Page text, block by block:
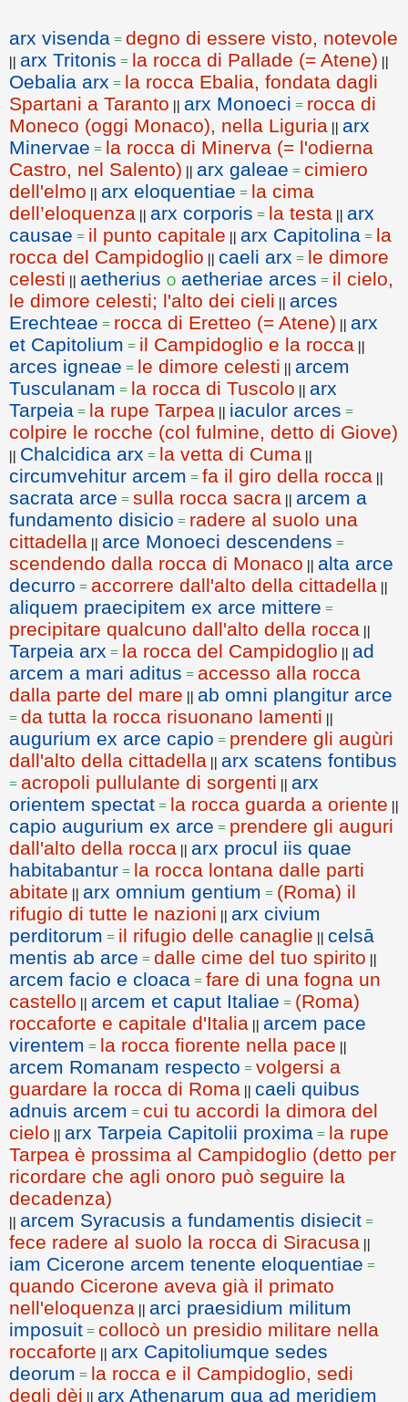
arx visenda = degno di essere visto, notevole
|| arx Tritonis = la rocca di Pallade (= Atene) ||
Oebalia arx = la rocca Ebalia, fondata dagli
Spartani a Taranto || arx Monoeci = rocca di
Moneco (oggi Monaco), nella Liguria || arx
Minervae = la rocca di Minerva (= l'odierna
Castro, nel Salento) || arx galeae = cimiero
dell'elmo || arx eloquentiae = la cima
dell’eloquenza || arx corporis = la testa || arx
causae = il punto capitale || arx Capitolina = la
rocca del Campidoglio || caeli arx = le dimore
celesti || aetherius o aetheriae arces = il cielo,
le dimore celesti; l'alto dei cieli || arces
Erechteae = rocca di Eretteo (= Atene) || arx
et Capitolium = il Campidoglio e la rocca ||
arces igneae = le dimore celesti || arcem
Tusculanam = la rocca di Tuscolo || arx
Tarpeia = la rupe Tarpea || iaculor arces =
colpire le rocche (col fulmine, detto di Giove)
|| Chalcidica arx = la vetta di Cuma ||
circumvehitur arcem = fa il giro della rocca ||
sacrata arce = sulla rocca sacra || arcem a
fundamento disicio = radere al suolo una
cittadella || arce Monoeci descendens =
scendendo dalla rocca di Monaco || alta arce
decurro = accorrere dall'alto della cittadella ||
aliquem praecipitem ex arce mittere =
precipitare qualcuno dall'alto della rocca ||
Tarpeia arx = la rocca del Campidoglio || ad
arcem a mari aditus = accesso alla rocca
dalla parte del mare || ab omni plangitur arce
= da tutta la rocca risuonano lamenti ||
augurium ex arce capio = prendere gli augùri
dall'alto della cittadella || arx scatens fontibus
= acropoli pullulante di sorgenti || arx
orientem spectat = la rocca guarda a oriente ||
capio augurium ex arce = prendere gli auguri
dall'alto della rocca || arx procul iis quae
habitabantur = la rocca lontana dalle parti
abitate || arx omnium gentium = (Roma) il
rifugio di tutte le nazioni || arx civium
perditorum = il rifugio delle canaglie || celsā
mentis ab arce = dalle cime del tuo spirito ||
arcem facio e cloaca = fare di una fogna un
castello || arcem et caput Italiae = (Roma)
roccaforte e capitale d'Italia || arcem pace
virentem = la rocca fiorente nella pace ||
arcem Romanam respecto = volgersi a
guardare la rocca di Roma || caeli quibus
adnuis arcem = cui tu accordi la dimora del
cielo || arx Tarpeia Capitolii proxima = la rupe
Tarpea è prossima al Campidoglio (detto per
ricordare che agli onoro può seguire la
decadenza)
|| arcem Syracusis a fundamentis disiecit =
fece radere al suolo la rocca di Siracusa ||
iam Cicerone arcem tenente eloquentiae =
quando Cicerone aveva già il primato
nell'eloquenza || arci praesidium militum
imposuit = collocò un presidio militare nella
roccaforte || arx Capitoliumque sedes
deorum = la rocca e il Campidoglio, sedi
degli dèi || arx Athenarum qua ad meridiem